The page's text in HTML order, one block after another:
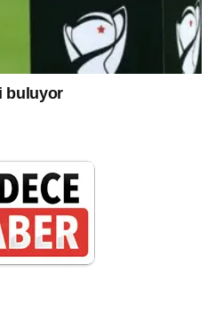
buluyor